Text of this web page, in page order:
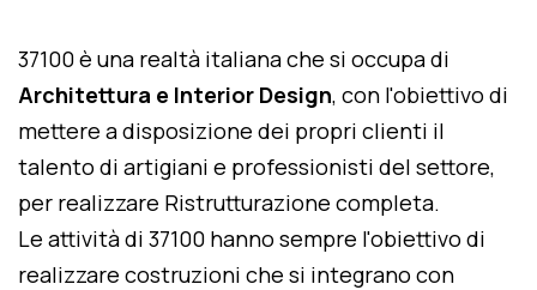
37100 è una realtà italiana che si occupa di
Architettura e Interior Design, con l'obiettivo di
mettere a disposizione dei propri clienti il
talento di artigiani e professionisti del settore,
per realizzare Ristrutturazione completa.
Le attività di 37100 hanno sempre l'obiettivo di
realizzare costruzioni che si integrano con